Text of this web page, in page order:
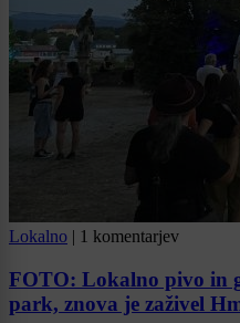
Lokalno | 1 komentarjev
FOTO: Lokalno pivo in
park, znova je zaživel